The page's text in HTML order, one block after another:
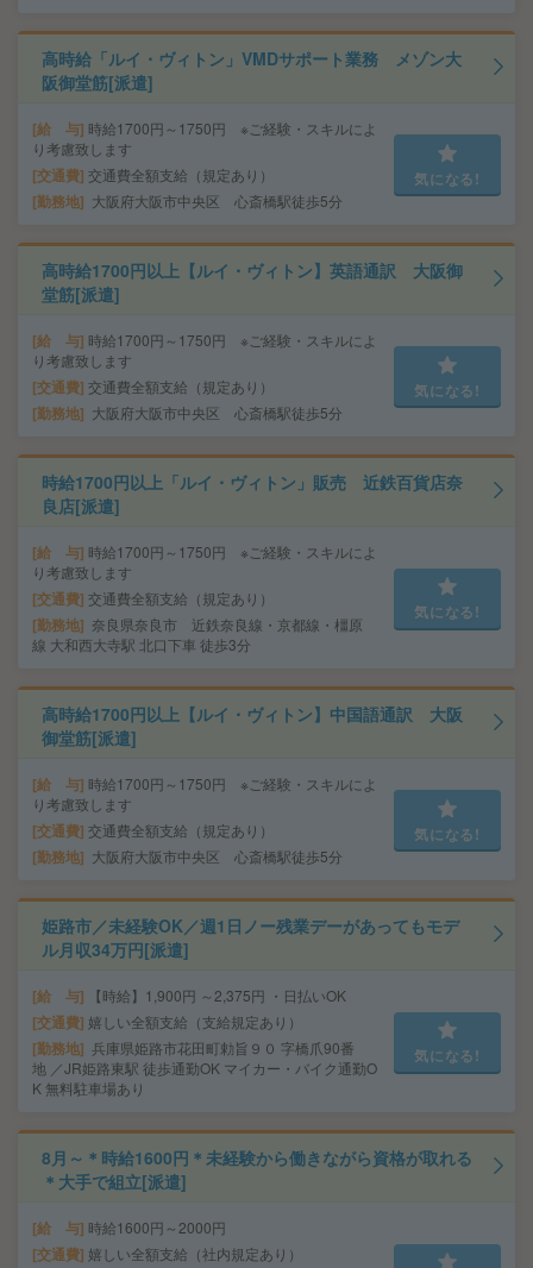
高時給「ルイ・ヴィトン」VMDサポート業務 メゾン大
阪御堂筋[派遣]
給 与 時給1700円～1750円 ※ご経験・スキルによ
り考慮致します
交通費 交通費全額支給（規定あり）
勤務地 大阪府大阪市中央区 心斎橋駅徒歩5分
気になる!
高時給1700円以上【ルイ・ヴィトン】英語通訳 大阪御
堂筋[派遣]
給 与 時給1700円～1750円 ※ご経験・スキルによ
り考慮致します
交通費 交通費全額支給（規定あり）
勤務地 大阪府大阪市中央区 心斎橋駅徒歩5分
気になる!
時給1700円以上「ルイ・ヴィトン」販売 近鉄百貨店奈
良店[派遣]
給 与 時給1700円～1750円 ※ご経験・スキルによ
り考慮致します
交通費 交通費全額支給（規定あり）
勤務地
奈良県奈良市 近鉄奈良線・京都線・橿原
線 大和西大寺駅 北口下車 徒歩3分
気になる!
高時給1700円以上【ルイ・ヴィトン】中国語通訳 大阪
御堂筋[派遣]
給 与 時給1700円～1750円 ※ご経験・スキルによ
り考慮致します
交通費 交通費全額支給（規定あり）
勤務地 大阪府大阪市中央区 心斎橋駅徒歩5分
気になる!
姫路市／未経験OK／週1日ノー残業デーがあってもモデ
ル月収34万円[派遣]
給 与 【時給】1,900円 ～2,375円 ・日払いOK
交通費 嬉しい全額支給（支給規定あり）
勤務地 兵庫県姫路市花田町勅旨９０ 字橋爪90番
地 ／JR姫路東駅 徒歩通勤OK マイカー・バイク通勤O
K 無料駐車場あり
気になる!
8月～＊時給1600円＊未経験から働きながら資格が取れる
＊大手で組立[派遣]
給 与 時給1600円～2000円
交通費 嬉しい全額支給（社内規定あり）